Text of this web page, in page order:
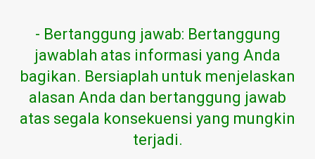
- Bertanggung jawab: Bertanggung
jawablah atas informasi yang Anda
bagikan. Bersiaplah untuk menjelaskan
alasan Anda dan bertanggung jawab
atas segala konsekuensi yang mungkin
terjadi.